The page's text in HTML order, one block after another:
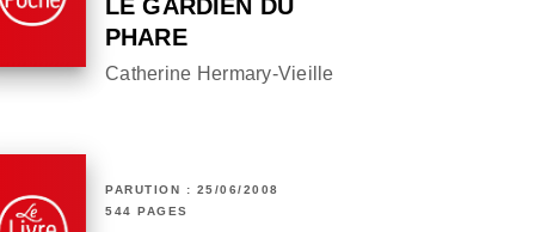
LE GARDIEN DU
PHARE
Catherine Hermary-Vieille
PARUTION : 25/06/2008
544 PAGES